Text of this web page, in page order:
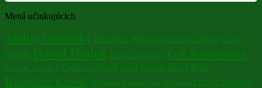
Mená učinkujúcich
Andrej Urminský Bernhard Wiesinger Christian Havel Cuco
Gajlík Dávid Hodek Enrico Crivellaro Erik Rothenstein
Eugen Vizváry Gabriel Jonáš Juraj Kalasz Juraj Raši
Klaudius Kováč Kristián Kuruc Lori Williams Luboš Šrámek